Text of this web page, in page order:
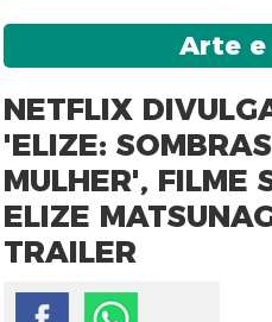
Arte e
NETFLIX
'ELIZE:
MULHER', FILME
ELIZE
TRAILER